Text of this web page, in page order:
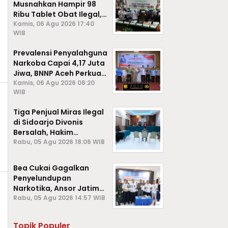
Musnahkan Hampir 98
Ribu Tablet Obat Ilegal,
Cegah Penyalahgunaan
di Kalangan Pelajar
Kamis, 06 Agu 2026 17:40
WIB
Prevalensi Penyalahguna
Narkoba Capai 4,17 Juta
Jiwa, BNNP Aceh Perkuat
P4GN di Subulussalam
Kamis, 06 Agu 2026 08:20
WIB
Tiga Penjual Miras Ilegal
di Sidoarjo Divonis
Bersalah, Hakim
Jatuhkan Denda hingga
Rabu, 05 Agu 2026 18:06 WIB
Bea Cukai Gagalkan
Penyelundupan
Narkotika, Ansor Jatim
Negara Tak Kalah dari
Rabu, 05 Agu 2026 14:57 WIB